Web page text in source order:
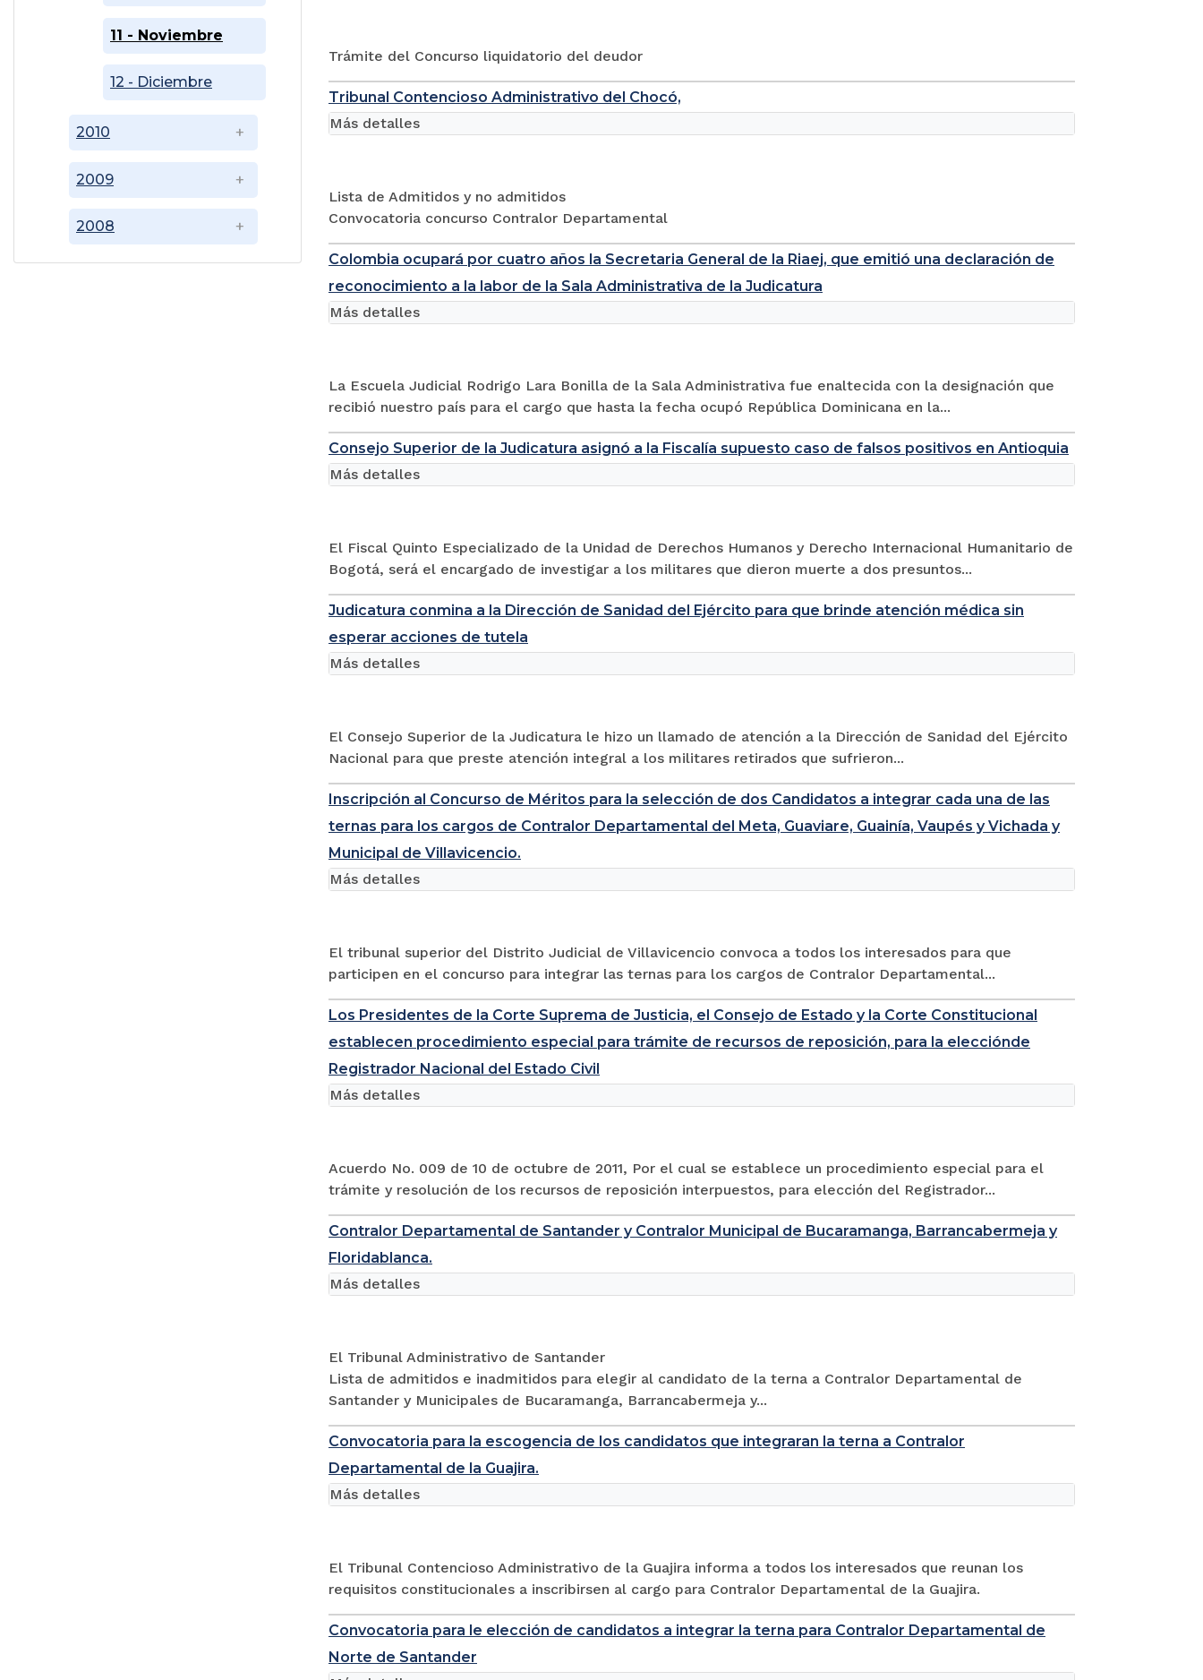
2008
2009
2010
11 - Noviembre
12 - Diciembre
Trámite del Concurso liquidatorio del deudor
Tribunal Contencioso Administrativo del Chocó,
Lista de Admitidos y no admitidos
Convocatoria concurso Contralor Departamental
Más detalles
Colombia ocupará por cuatro años la Secretaria General de la Riaej, que emitió una declaración de
reconocimiento a la labor de la Sala Administrativa de la Judicatura
La Escuela Judicial Rodrigo Lara Bonilla de la Sala Administrativa fue enaltecida con la designación que
recibió nuestro país para el cargo que hasta la fecha ocupó República Dominicana en la...
Más detalles
Consejo Superior de la Judicatura asignó a la Fiscalía supuesto caso de falsos positivos en Antioquia
El Fiscal Quinto Especializado de la Unidad de Derechos Humanos y Derecho Internacional Humanitario de
Bogotá, será el encargado de investigar a los militares que dieron muerte a dos presuntos...
Más detalles
Judicatura conmina a la Dirección de Sanidad del Ejército para que brinde atención médica sin
esperar acciones de tutela
El Consejo Superior de la Judicatura le hizo un llamado de atención a la Dirección de Sanidad del Ejército
Nacional para que preste atención integral a los militares retirados que sufrieron...
Más detalles
Inscripción al Concurso de Méritos para la selección de dos Candidatos a integrar cada una de las
ternas para los cargos de Contralor Departamental del Meta, Guaviare, Guainía, Vaupés y Vichada y
Municipal de Villavicencio.
El tribunal superior del Distrito Judicial de Villavicencio convoca a todos los interesados para que
participen en el concurso para integrar las ternas para los cargos de Contralor Departamental...
Más detalles
Los Presidentes de la Corte Suprema de Justicia, el Consejo de Estado y la Corte Constitucional
establecen procedimiento especial para trámite de recursos de reposición, para la elecciónde
Registrador Nacional del Estado Civil
Acuerdo No. 009 de 10 de octubre de 2011, Por el cual se establece un procedimiento especial para el
trámite y resolución de los recursos de reposición interpuestos, para elección del Registrador...
Más detalles
Contralor Departamental de Santander y Contralor Municipal de Bucaramanga, Barrancabermeja y
Floridablanca.
El Tribunal Administrativo de Santander
Lista de admitidos e inadmitidos para elegir al candidato de la terna a Contralor Departamental de
Santander y Municipales de Bucaramanga, Barrancabermeja y...
Más detalles
Convocatoria para la escogencia de los candidatos que integraran la terna a Contralor
Departamental de la Guajira.
El Tribunal Contencioso Administrativo de la Guajira informa a todos los interesados que reunan los
requisitos constitucionales a inscribirsen al cargo para Contralor Departamental de la Guajira.
Más detalles
Convocatoria para le elección de candidatos a integrar la terna para Contralor Departamental de
Norte de Santander